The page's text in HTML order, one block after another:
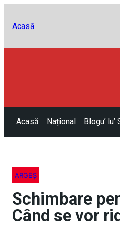
Acasă
Acasă Național Blogu’ lu’
ARGEȘ
Schimbare
Când se vor